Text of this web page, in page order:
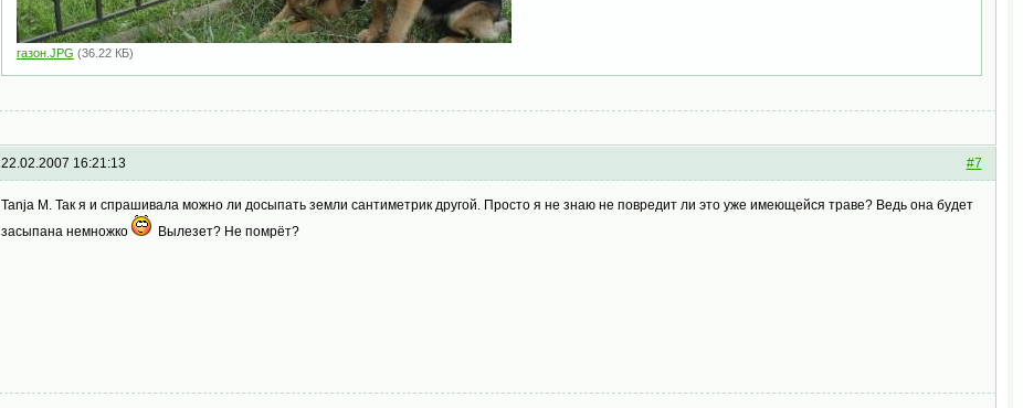
газон.JPG (36.22 КБ)
#7
22.02.2007 16:21:13
Tanja M. Так я и спрашивала можно ли досыпать земли сантиметрик другой. Просто я не знаю не повредит ли это уже имеющейся траве? Ведь она будет
засыпана немножко
Вылезет? Не помрёт?